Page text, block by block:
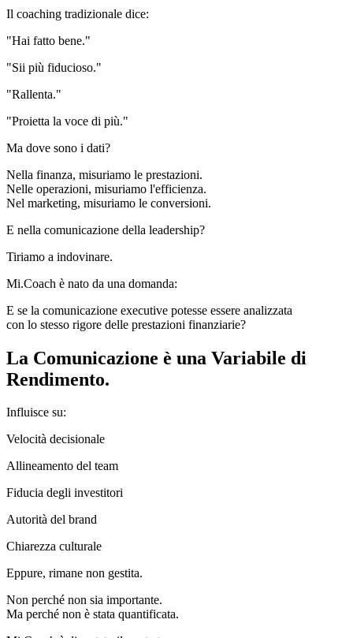
Il coaching tradizionale dice:
"Hai fatto bene."
"Sii più fiducioso."
"Rallenta."
"Proietta la voce di più."
Ma dove sono i dati?
Nella finanza, misuriamo le prestazioni.
Nelle operazioni, misuriamo l'efficienza.
Nel marketing, misuriamo le conversioni.
E nella comunicazione della leadership?
Tiriamo a indovinare.
Mi.Coach è nato da una domanda:
E se la comunicazione executive potesse essere analizzata
con lo stesso rigore delle prestazioni finanziarie?
La Comunicazione è una Variabile di
Rendimento.
Influisce su:
Velocità decisionale
Allineamento del team
Fiducia degli investitori
Autorità del brand
Chiarezza culturale
Eppure, rimane non gestita.
Non perché non sia importante.
Ma perché non è stata quantificata.